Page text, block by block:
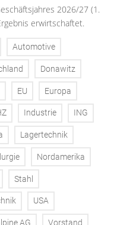
2026/27 (1.
erwirtschaftet.
Automotive
Donawitz
EU Europa
Industrie ING
Lagertechnik
Nordamerika
Stahl
USA